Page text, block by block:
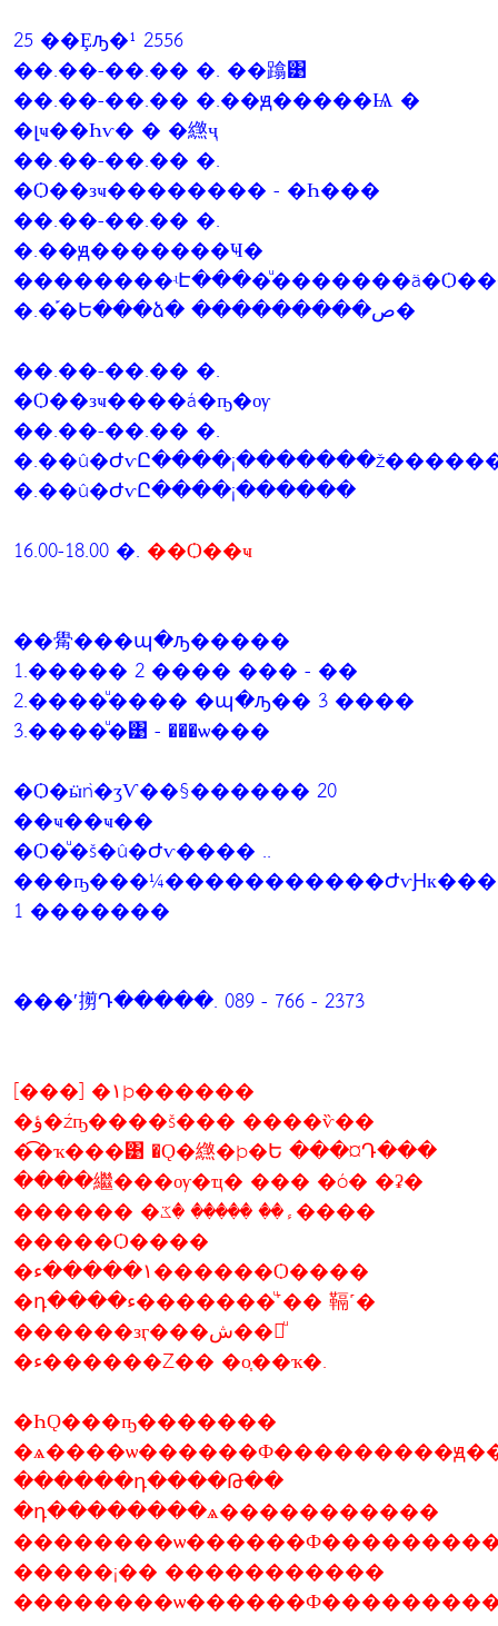
25 ��Ȩԡ�¹ 2556
��.��-��.�� �. ��蹹͹
��.��-��.�� �.��ԭ�����Ѩ �
�լҹ��Һѵ� � �繺ҷ
��.��-��.�� �.
�Ѻ��зҹ�������� - �Һ���
��.��-��.�� �.
�.��ԭ�������Ҹ�
�.�֡�Ե���ձ� ���������ص�
��.��-��.�� �.
�Ѻ��зҹ����á�ҧ�ѹ
��.��-��.�� �.
�.��û�ԺѵԸ����¡������
16.00-18.00 �. ��Ѻ��ҹ
��觷���պ�ԡ�����
1.����� 2 ���� ��� - ��
2.����ͧ���� �պ�ԡ�� 3 ����
3.����ͧ�͹ - ���ѡ���
�Ѻ�ӹǹ�ӡѴ��§������ 20
��ҹ��ҹ��
�Ѻ�ͧ�š�û�Ժѵ���� ..
���ҧ���¼�����������ԺѵԨк���ب�ص��ҹ����
1 �������
���ʹ㨵Դ�����. 089 - 766 - 2373
[���] �١þ������
�ؤ�źҧ����š��� ����ѷ��
�͡�ҡ���͹ �Ǫ�繺�þ�Ե ���¤Դ���
����繼���ѹ�ҵ� ��� �ó� �ʡ�
������ �ء�� ����� �ػ����
�����Ѻ����
�١�����ء������Ѻ����
�դ����ء�������ͧ˹�� 䩹˹�
������зӷ���ش��觡ͧ
�ء������Ź�� �о֧��ҡ�.
�ҺǪ���ҧ�������
������դ����Թ��
�դ��������ѧ�����������
�����¡�� �����������